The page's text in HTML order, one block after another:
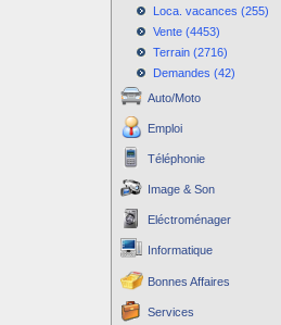
Loca. vacances (255)
Vente (4453)
Terrain (2716)
Demandes (42)
Auto/Moto
Emploi
Téléphonie
Image & Son
Eléctroménager
Informatique
Bonnes Affaires
Services